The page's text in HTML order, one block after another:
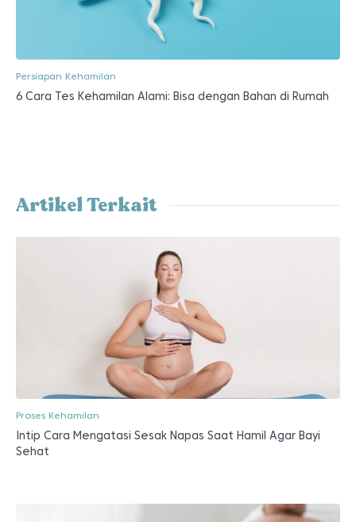
Persiapan Kehamilan
6 Cara Tes Kehamilan Alami: Bisa dengan Bahan di Rumah
Artikel Terkait
Proses Kehamilan
Intip Cara Mengatasi Sesak Napas Saat Hamil Agar Bayi
Sehat